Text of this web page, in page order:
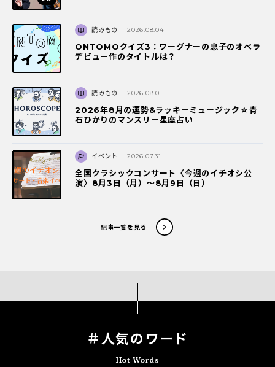
読みもの 2026.08.04
ONTOMOクイズ3：ワーグナーの息子のオペラ
デビュー作のタイトルは？
読みもの 2026.08.01
2026年8月の運勢&ラッキーミュージック☆青
石ひかりのマンスリー星座占い
イベント 2026.07.31
全国クラシックコンサート〈今週のイチオシ公
演〉8月3日（月）～8月9日（日）
記事一覧を見る
＃人気のワード
Hot Words